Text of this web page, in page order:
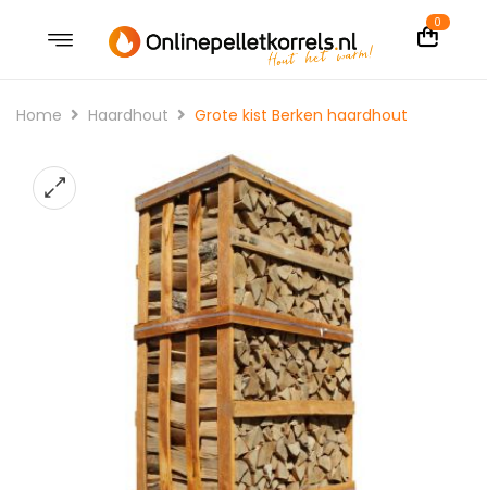
0
Home Haardhout Grote kist Berken haardhout